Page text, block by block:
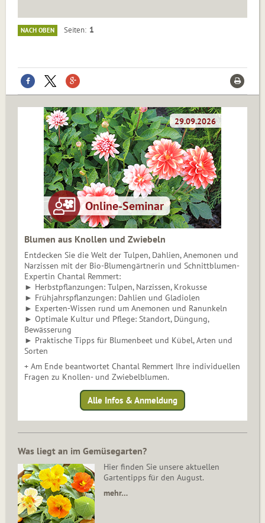
NACH OBEN Seiten 1
Blumen aus Knollen und Zwiebeln
Entdecken Sie die Welt der Tulpen, Dahlien, Anemonen und
Narzissen mit der Bio-Blumengärtnerin und Schnittblumen-
Expertin Chantal Remmert:
► Herbstpflanzungen: Tulpen, Narzissen, Krokusse
► Frühjahrspflanzungen: Dahlien und Gladiolen
► Experten-Wissen rund um Anemonen und Ranunkeln
► Optimale Kultur und Pflege: Standort, Düngung,
Bewässerung
► Praktische Tipps für Blumenbeet und Kübel, Arten und
Sorten
+ Am Ende beantwortet Chantal Remmert Ihre individuellen
Fragen zu Knollen- und Zwiebelblumen.
Alle Infos & Anmeldung
Was liegt an im Gemüsegarten?
Hier finden Sie unsere aktuellen
Gartentipps für den August.
mehr…